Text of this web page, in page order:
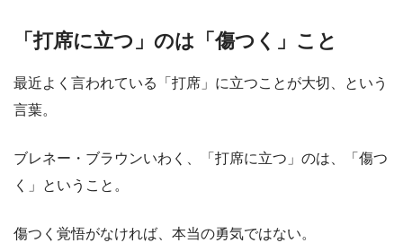
「打席に立つ」のは「傷つく」こと
最近よく言われている「打席」に立つことが大切、という
言葉。
ブレネー・ブラウンいわく、「打席に立つ」のは、「傷つ
く」ということ。
傷つく覚悟がなければ、本当の勇気ではない。